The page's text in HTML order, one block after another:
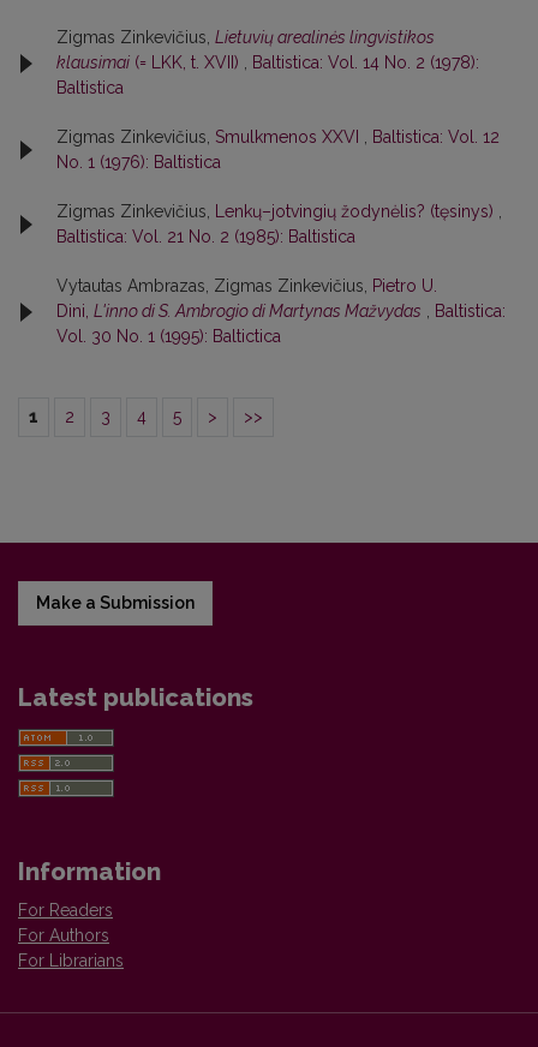
Zigmas Zinkevičius, Lietuvių arealinės lingvistikos
klausimai (= LKK, t. XVII) , Baltistica: Vol. 14 No. 2 (1978):
Baltistica
Zigmas Zinkevičius, Smulkmenos XXVI , Baltistica: Vol. 12
No. 1 (1976): Baltistica
Zigmas Zinkevičius, Lenkų–jotvingių žodynėlis? (tęsinys) ,
Baltistica: Vol. 21 No. 2 (1985): Baltistica
Vytautas Ambrazas, Zigmas Zinkevičius, Pietro U.
Dini, L'inno di S. Ambrogio di Martynas Mažvydas , Baltistica:
Vol. 30 No. 1 (1995): Baltictica
1 2 3 4 5 > >>
Make a Submission
Latest publications
Information
For Readers
For Authors
For Librarians